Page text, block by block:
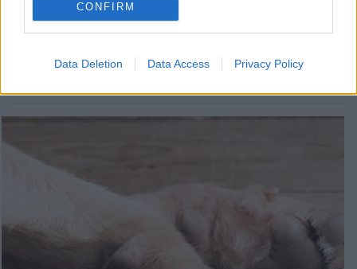
CONFIRM
Data Deletion Data Access Privacy Policy
ΑΥΤΟΔΙΟΙΚΗΣΗ
Δήμος Σητείας: Διευρυμένη
συνάντηση για τον ΒΟΑΚ
15:49 | 26/04/2025